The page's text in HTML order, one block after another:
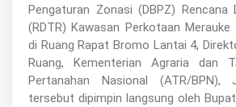
Pengaturan Zonasi (DBPZ) Rencana
(RDTR) Kawasan Perkotaan Merauke
di Ruang Rapat Bromo Lantai 4,
Ruang, Kementerian Agraria dan
Pertanahan Nasional (ATR/BPN),
tersebut dipimpin langsung oleh